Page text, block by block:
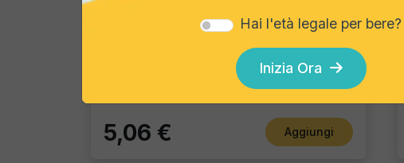
Taralli classici
5,06 € Aggiungi
Hai l'età legale per bere?
Inizia Ora